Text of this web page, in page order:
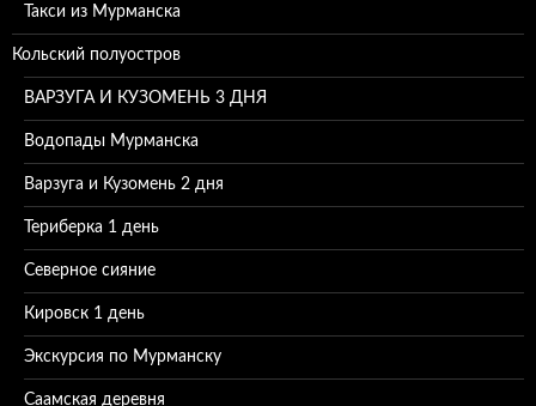
Такси из Мурманска
Кольский полуостров
ВАРЗУГА И КУЗОМЕНЬ 3 ДНЯ
Водопады Мурманска
Варзуга и Кузомень 2 дня
Териберка 1 день
Северное сияние
Кировск 1 день
Экскурсия по Мурманску
Саамская деревня